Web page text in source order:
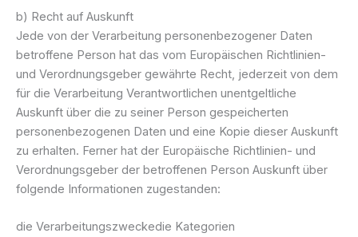
b) Recht auf Auskunft
Jede von der Verarbeitung personenbezogener Daten
betroffene Person hat das vom Europäischen Richtlinien-
und Verordnungsgeber gewährte Recht, jederzeit von dem
für die Verarbeitung Verantwortlichen unentgeltliche
Auskunft über die zu seiner Person gespeicherten
personenbezogenen Daten und eine Kopie dieser Auskunft
zu erhalten. Ferner hat der Europäische Richtlinien- und
Verordnungsgeber der betroffenen Person Auskunft über
folgende Informationen zugestanden:
die Verarbeitungszweckedie Kategorien